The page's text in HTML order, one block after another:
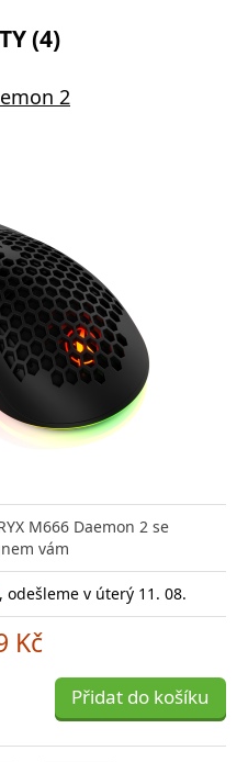
(4)
2
M666 Daemon 2 se
vám
, odešleme v úterý 11. 08.
Kč
Přidat do košíku